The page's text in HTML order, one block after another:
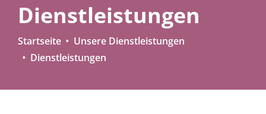
Dienstleistungen
Startseite
Unsere Dienstleistungen
Dienstleistungen